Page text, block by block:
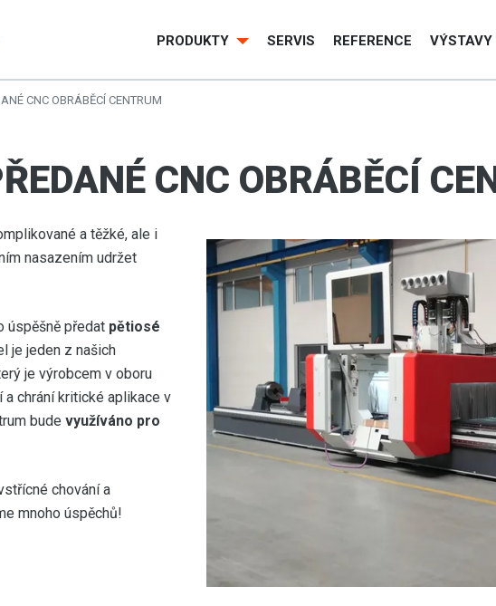
PRODUKTY SERVIS REFERENCE VÝSTAVY
CNC OBRÁBĚCÍ CENTRUM
CNC OBRÁBĚCÍ
a těžké, ale i
nasazením udržet
úspěšně předat pětiosé
je jeden z našich
je výrobcem v oboru
chrání kritické aplikace v
bude využíváno pro
chování a
mnoho úspěchů!